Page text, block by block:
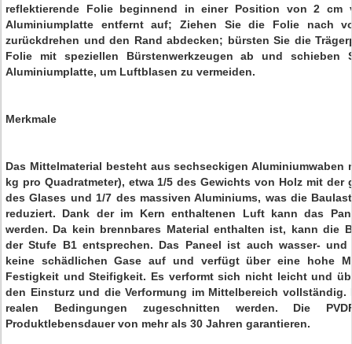
reflektierende Folie beginnend in einer Position von 2 cm
Aluminiumplatte entfernt auf; Ziehen Sie die Folie nach
zurückdrehen und den Rand abdecken; bürsten Sie die
Folie mit speziellen Bürstenwerkzeugen ab und
Aluminiumplatte, um Luftblasen zu vermeiden.
Merkmale
Das Mittelmaterial besteht aus sechseckigen Aluminiumwaben
kg pro Quadratmeter), etwa 1/5 des Gewichts von Holz mit der
des Glases und 1/7 des massiven Aluminiums, was die
reduziert. Dank der im Kern enthaltenen Luft kann das
werden. Da kein brennbares Material enthalten ist, kann die
der Stufe B1 entsprechen. Das Paneel ist auch wasser-
keine schädlichen Gase auf und verfügt über eine hohe
Festigkeit und Steifigkeit. Es verformt sich nicht leicht und
den Einsturz und die Verformung im Mittelbereich vollständig.
realen Bedingungen zugeschnitten werden. Die
Produktlebensdauer von mehr als 30 Jahren garantieren.